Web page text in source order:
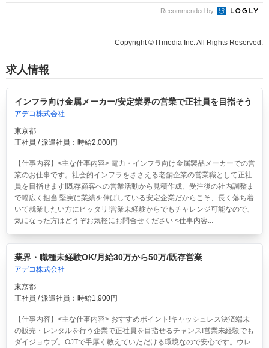
Recommended by
Copyright © ITmedia Inc. All Rights Reserved.
求人情報
インフラ向け金属メーカー/安定業界の営業で正社員を目指そう
アデコ株式会社
東京都
正社員 / 派遣社員：時給2,000円
【仕事内容】<主な仕事内容> 電力・インフラ向け金属製品メーカーでの営
業のお仕事です。社会的インフラをささえる老舗企業の営業職として正社
員を目指せます!既存顧客への営業活動から見積作成、受注後の社内調整ま
で幅広く担当 堅実に業績を伸ばしている安定企業だからこそ、長く落ち着
いて就業したい方にピッタリ!営業未経験からでもチャレンジ可能なので、
気になった方はどうぞお気軽にお問合せください <仕事内容...
業界・職種未経験OK/月給30万から50万/既存営業
アデコ株式会社
東京都
正社員 / 派遣社員：時給1,900円
【仕事内容】<主な仕事内容> おすすめポイント!キャッシュレス決済端末
の販売・レンタルを行う企業で正社員を目指せるチャンス!営業未経験でも
ダイジョウブ。OJTで手厚く教えていただける環境なので安心です。ウレ